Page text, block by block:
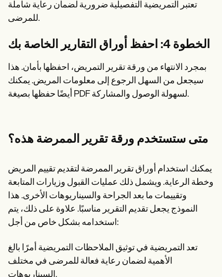
تعتبر التمريضية التفصيلية ضرورية لضمان رعاية شاملة
للمرضى.
الخطوة 4: احفظ أوراق التقارير الخاصة بك
بمجرد الانتهاء من ورقة تقرير التمريض، احفظها بأمان. هذا
سيجعل من السهل الرجوع إلى معلومات المريض. يمكنك
أيضًا حفظها بصيغة PDF لسهولة الوصول والمشاركة.
متى ستستخدم ورقة تقرير الممرضة هذه؟
يمكنك استخدام أوراق تقرير الممرضة لتقديم تقييم المريض
وخطة الرعاية. ويشمل ذلك عمليات القبول وزيارات المتابعة
وتقييمات ما بعد الجراحة والسيناريوهات الأخرى. هذا
النموذج يجعل تقديم التقرير مناسبًا. علاوة على ذلك، يتم
استخدامه بشكل خاص من أجل:
تعد التمريضية في توثيق الملاحظات التمريضية أمرًا بالغ
الأهمية لضمان رعاية فعالة للمرضى في مختلف
السيناريوهات.